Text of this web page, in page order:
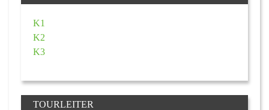
K1
K2
K3
TOURLEITER